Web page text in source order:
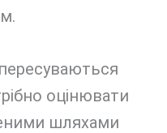
оцінювати
шляхами